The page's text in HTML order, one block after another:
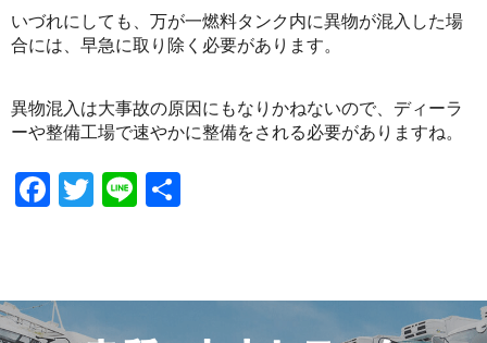
いづれにしても、万が一燃料タンク内に異物が混入した場
合には、早急に取り除く必要があります。
異物混入は大事故の原因にもなりかねないので、ディーラ
ーや整備工場で速やかに整備をされる必要がありますね。
Facebook
Twitter
Line